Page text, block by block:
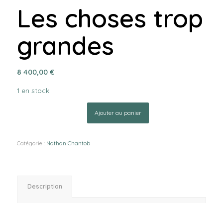
Les choses trop
grandes
8 400,00 €
1 en stock
Ajouter au panier
Catégorie : Nathan Chantob
Description